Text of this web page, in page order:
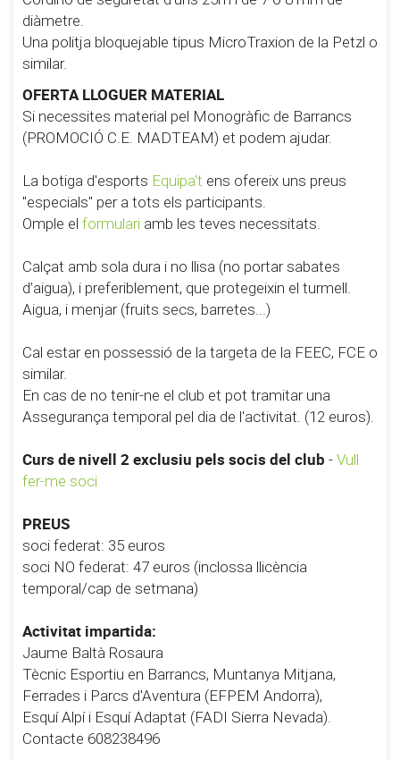
diàmetre.
Una politja bloquejable tipus MicroTraxion de la Petzl o
similar.
OFERTA LLOGUER MATERIAL
Si necessites material pel Monogràfic de Barrancs
(PROMOCIÓ C.E. MADTEAM) et podem ajudar.
La botiga d'esports Equipa't ens ofereix uns preus
"especials" per a tots els participants.
Omple el formulari amb les teves necessitats.
Calçat amb sola dura i no llisa (no portar sabates
d’aigua), i preferiblement, que protegeixin el turmell.
Aigua, i menjar (fruits secs, barretes...)
Cal estar en possessió de la targeta de la FEEC, FCE o
similar.
En cas de no tenir-ne el club et pot tramitar una
Assegurança temporal pel dia de l'activitat. (12 euros).
Curs de nivell 2 exclusiu pels socis del club -Vull
fer-me soci
PREUS
soci federat: 35 euros
soci NO federat: 47 euros (inclossa llicència
temporal/cap de setmana)
Activitat impartida:
Jaume Baltà Rosaura
Tècnic Esportiu en Barrancs, Muntanya Mitjana,
Ferrades i Parcs d'Aventura (EFPEM Andorra),
Esquí Alpí i Esquí Adaptat (FADI Sierra Nevada).
Contacte 608238496